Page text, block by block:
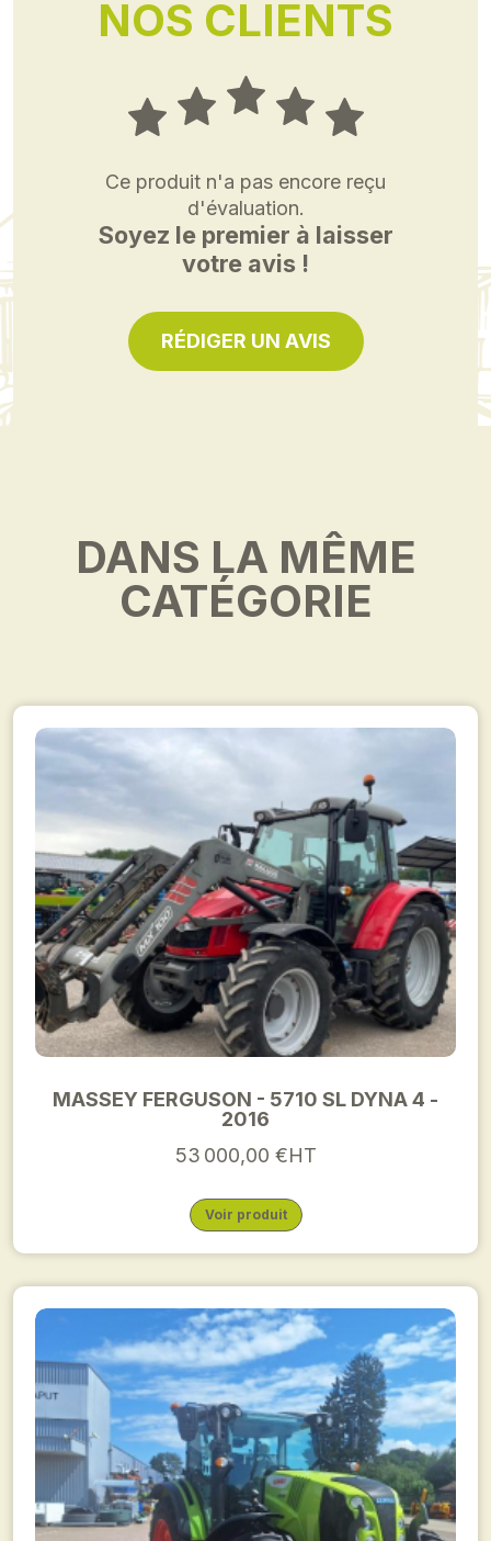
NOS CLIENTS
Ce produit n'a pas encore reçu
d'évaluation.
Soyez le premier à laisser
votre avis !
RÉDIGER UN AVIS
DANS LA MÊME
CATÉGORIE
MASSEY FERGUSON - 5710 SL DYNA 4 -
2016
53 000,00 €HT
Voir produit